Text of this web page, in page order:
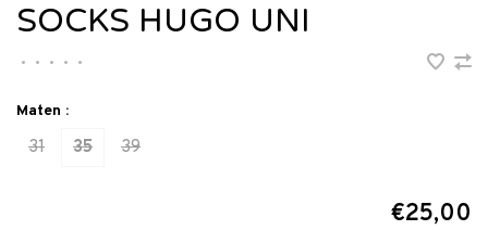
SOCKS HUGO UNI
• • • • •
Maten :
31 35 39
€25,00